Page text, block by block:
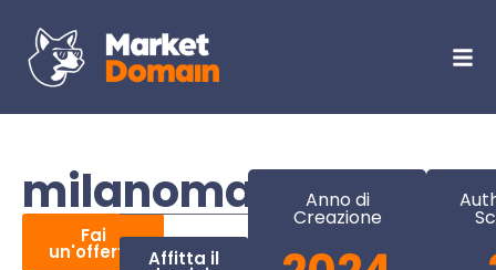
milanomag.it
Fai
un'offerta Affitta il
Anno di
Creazione